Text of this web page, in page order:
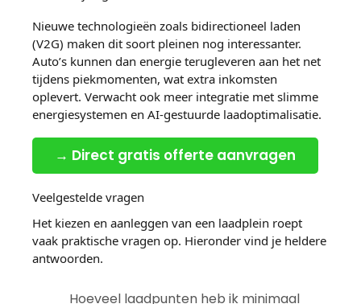
Nieuwe technologieën zoals bidirectioneel laden
(V2G) maken dit soort pleinen nog interessanter.
Auto’s kunnen dan energie terugleveren aan het net
tijdens piekmomenten, wat extra inkomsten
oplevert. Verwacht ook meer integratie met slimme
energiesystemen en AI-gestuurde laadoptimalisatie.
→ Direct gratis offerte aanvragen
Veelgestelde vragen
Het kiezen en aanleggen van een laadplein roept
vaak praktische vragen op. Hieronder vind je heldere
antwoorden.
Hoeveel laadpunten heb ik minimaal